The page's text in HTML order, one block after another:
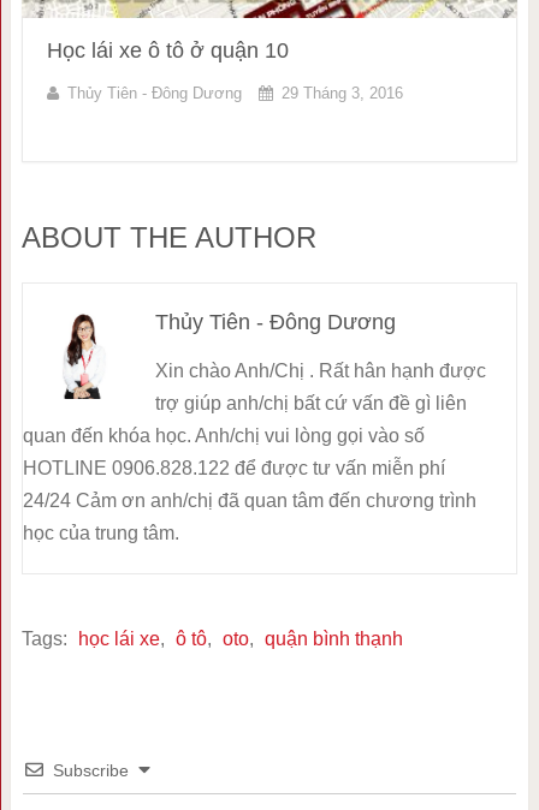
Học lái xe ô tô ở quận 10
Thủy Tiên - Đông Dương 29 Tháng 3, 2016
ABOUT THE AUTHOR
Thủy Tiên - Đông Dương
Xin chào Anh/Chị . Rất hân hạnh được
trợ giúp anh/chị bất cứ vấn đề gì liên
quan đến khóa học. Anh/chị vui lòng gọi vào số
HOTLINE 0906.828.122 để được tư vấn miễn phí
24/24 Cảm ơn anh/chị đã quan tâm đến chương trình
học của trung tâm.
Tags: học lái xe, ô tô, oto, quận bình thạnh
Subscribe